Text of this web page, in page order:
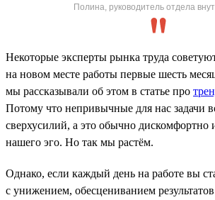
Полина, руководитель отдела
Некоторые эксперты рынка труда
на новом месте работы первые шесть
мы рассказывали об этом в статье про
Потому что непривычные для нас задачи
сверхусилий, а это обычно дискомфортно
нашего эго. Но так мы растём.
Однако, если каждый день на работе вы
с унижением, обесцениванием